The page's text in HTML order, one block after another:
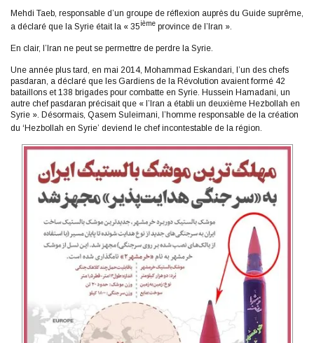
Mehdi Taeb, responsable d’un groupe de réflexion auprès du Guide suprême,
a déclaré que la Syrie était la « 35ième province de l’Iran ».
En clair, l’Iran ne peut se permettre de perdre la Syrie.
Une année plus tard, en mai 2014, Mohammad Eskandari, l’un des chefs
pasdaran, a déclaré que les Gardiens de la Révolution avaient formé 42
bataillons et 138 brigades pour combatte en Syrie. Hussein Hamadani, un
autre chef pasdaran précisait que « l’Iran a établi un deuxième Hezbollah en
Syrie ». Désormais, Qasem Suleimani, l’homme responsable de la création
du ‘Hezbollah en Syrie’ deviend le chef incontestable de la région.